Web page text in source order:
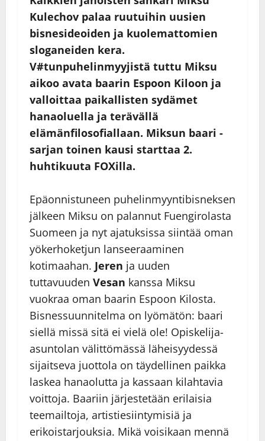
Kulechov palaa ruutuihin uusien
bisnesideoiden ja kuolemattomien
sloganeiden kera.
V#tunpuhelinmyyjistä tuttu Miksu
aikoo avata baarin Espoon Kiloon ja
valloittaa paikallisten sydämet
hanaoluella ja terävällä
elämänfilosofiallaan. Miksun baari -
sarjan toinen kausi starttaa 2.
huhtikuuta FOXilla.
Epäonnistuneen puhelinmyyntibisneksen
jälkeen Miksu on palannut Fuengirolasta
Suomeen ja nyt ajatuksissa siintää oman
yökerhoketjun lanseeraaminen
kotimaahan. Jeren ja uuden
tuttavuuden Vesan kanssa Miksu
vuokraa oman baarin Espoon Kilosta.
Bisnessuunnitelma on lyömätön: baari
siellä missä sitä ei vielä ole! Opiskelija-
asuntolan välittömässä läheisyydessä
sijaitseva juottola on täydellinen paikka
laskea hanaolutta ja kassaan kilahtavia
voittoja. Baariin järjestetään erilaisia
teemailtoja, artistiesiintymisiä ja
erikoistarjouksia. Mikä voisikaan mennä